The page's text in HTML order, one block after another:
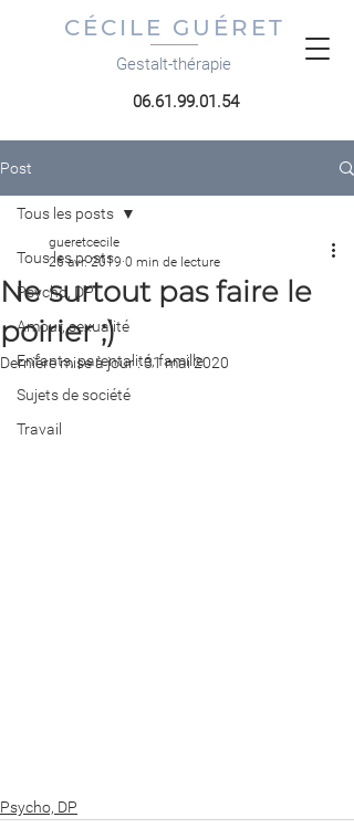
CÉCILE GUÉRET
Gestalt-thérapie
06.61.99.01.54
Post
Tous les posts
Psycho, DP
Amour, sexualité
Enfants, parentalité, famille
Sujets de société
Travail
Tous les posts
Ne surtout pas faire le
poirier ;)
gueretcecile
26 avr. 2019 0 min de lecture
Dernière mise à jour :31 mai 2020
Psycho, DP